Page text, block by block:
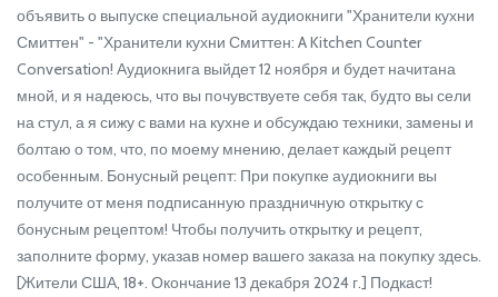
объявить о выпуске специальной аудиокниги "Хранители кухни
Смиттен" - "Хранители кухни Смиттен: A Kitchen Counter
Conversation! Аудиокнига выйдет 12 ноября и будет начитана
мной, и я надеюсь, что вы почувствуете себя так, будто вы сели
на стул, а я сижу с вами на кухне и обсуждаю техники, замены и
болтаю о том, что, по моему мнению, делает каждый рецепт
особенным. Бонусный рецепт: При покупке аудиокниги вы
получите от меня подписанную праздничную открытку с
бонусным рецептом! Чтобы получить открытку и рецепт,
заполните форму, указав номер вашего заказа на покупку здесь.
[Жители США, 18+. Окончание 13 декабря 2024 г.] Подкаст!